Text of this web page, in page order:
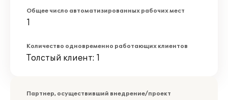
Общее число автоматизированных рабочих мест
1
Количество одновременно работающих клиентов
Толстый клиент: 1
Партнер, осуществивший внедрение/проект